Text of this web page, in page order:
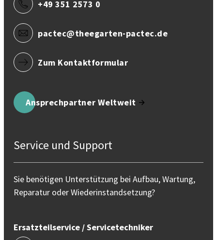
+49 351 2573 0
pactec@theegarten-pactec.de
Zum Kontaktformular
Ansprechpartner Weltweit
Service und Support
Sie benötigen Unterstützung bei Aufbau, Wartung,
Reparatur oder Wiederinstandsetzung?
Ersatzteilservice / Servicetechniker